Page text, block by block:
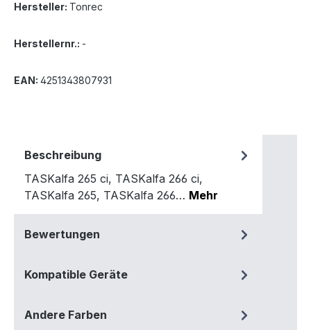
Hersteller: Tonrec
Herstellernr.: -
EAN: 4251343807931
Beschreibung
TASKalfa 265 ci, TASKalfa 266 ci,
TASKalfa 265, TASKalfa 266… Mehr
Bewertungen
Kompatible Geräte
Andere Farben